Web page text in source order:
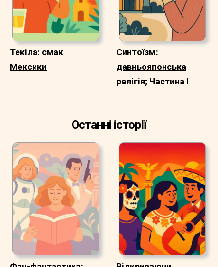
Текіла: смак
Мексики
Синтоїзм:
давньояпонська
релігія; Частина I
Останні історії